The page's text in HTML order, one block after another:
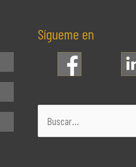
Sígueme en
Buscar
por: